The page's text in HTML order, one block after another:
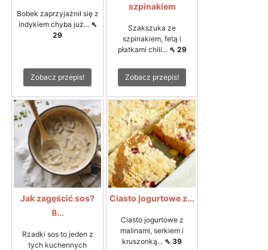
Bobek zaprzyjaźnił się z
indykiem chyba już... ⇖
29
Zobacz przepis!
szpinakiem
Szakszuka ze
szpinakiem, fetą i
płatkami chili... ⇖ 29
Zobacz przepis!
Jak zagęścić sos?
8...
Rzadki sos to jeden z
tych kuchennych
Ciasto jogurtowe z...
Ciasto jogurtowe z
malinami, serkiem i
kruszonką... ⇖ 39